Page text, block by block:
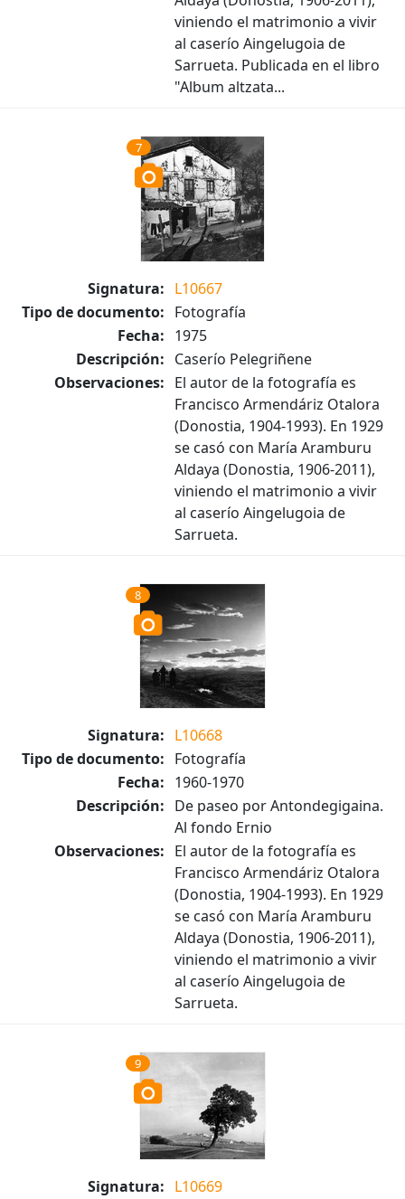
viniendo el matrimonio a vivir
al caserío Aingelugoia de
Sarrueta. Publicada en el libro
"Album altzata...
7
Signatura: L10667
Tipo de documento: Fotografía
Fecha: 1975
Descripción: Caserío Pelegriñene
Observaciones: El autor de la fotografía es
Francisco Armendáriz Otalora
(Donostia, 1904-1993). En 1929
se casó con María Aramburu
Aldaya (Donostia, 1906-2011),
viniendo el matrimonio a vivir
al caserío Aingelugoia de
Sarrueta.
8
Signatura: L10668
Tipo de documento: Fotografía
Fecha: 1960-1970
Descripción: De paseo por Antondegigaina.
Al fondo Ernio
Observaciones: El autor de la fotografía es
Francisco Armendáriz Otalora
(Donostia, 1904-1993). En 1929
se casó con María Aramburu
Aldaya (Donostia, 1906-2011),
viniendo el matrimonio a vivir
al caserío Aingelugoia de
Sarrueta.
9
Signatura: L10669